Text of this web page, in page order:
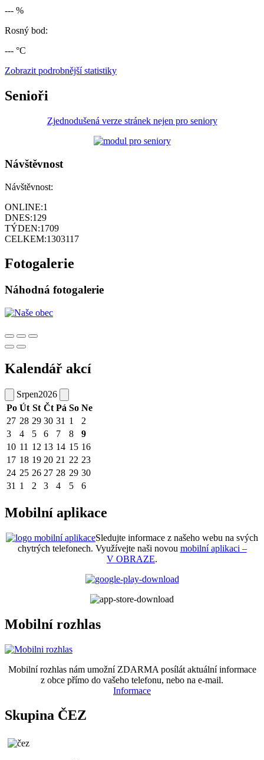
--- %
Rosný bod:
--- °C
Zobrazit podrobnější statistiky
Senioři
Zjednodušená verze stránek nejen pro seniory
Návštěvnost
Návštěvnost:
ONLINE:1
DNES:129
TÝDEN:1709
CELKEM:1303117
Fotogalerie
Náhodná fotogalerie
Kalendář akcí
Srpen2026
Po Út St Čt Pá So Ne
27 28 29 30 31 1
2
3
4 5 6 7 8
9
10 11 12 13 14 15 16
17 18 19 20 21 22 23
24 25 26 27 28 29 30
31 1 2 3 4 5 6
Mobilní aplikace
Sledujte informace z našeho webu na svých
chytrých telefonech. Využívejte naši novou mobilní aplikaci –
V OBRAZE.
Mobilní rozhlas
Mobilní rozhlas nám umožní ZDARMA posílát aktuální informace
z obce přímo do vašeho telefonu, nebo na e-mail.
Informace
Skupina ČEZ